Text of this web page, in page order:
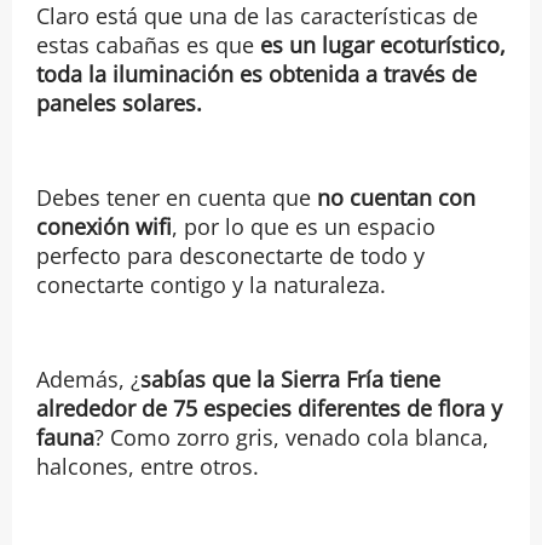
Claro está que una de las características de
estas cabañas es que es un lugar ecoturístico,
toda la iluminación es obtenida a través de
paneles solares.
Debes tener en cuenta que no cuentan con
conexión wifi, por lo que es un espacio
perfecto para desconectarte de todo y
conectarte contigo y la naturaleza.
Además, ¿sabías que la Sierra Fría tiene
alrededor de 75 especies diferentes de flora y
fauna? Como zorro gris, venado cola blanca,
halcones, entre otros.